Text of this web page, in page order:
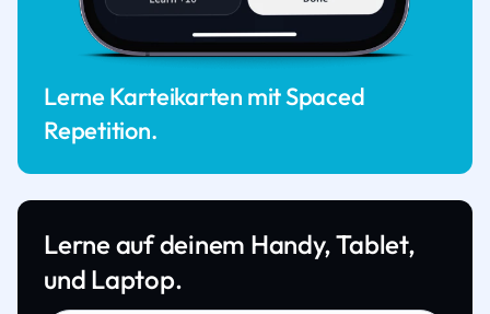
Lerne Karteikarten mit Spaced
Repetition.
Lerne auf deinem Handy, Tablet,
und Laptop.